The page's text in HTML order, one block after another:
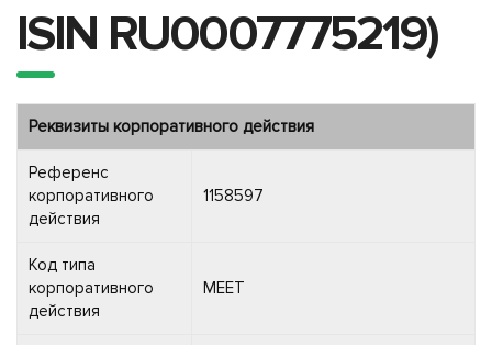
ISIN RU0007775219)
Реквизиты корпоративного действия
Референс
корпоративного
действия
1158597
Код типа
корпоративного
действия
MEET